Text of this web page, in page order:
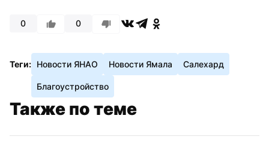
0 0
Теги: Новости ЯНАО Новости Ямала Салехард
Благоустройство
Также по теме